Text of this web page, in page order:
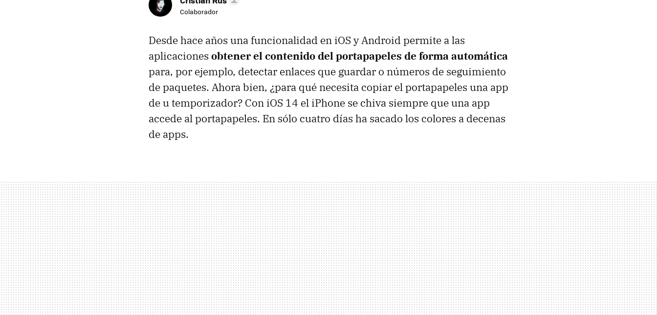
Colaborador
Desde hace años una funcionalidad en iOS y Android permite a las
aplicaciones obtener el contenido del portapapeles de forma automática
para, por ejemplo, detectar enlaces que guardar o números de seguimiento
de paquetes. Ahora bien, ¿para qué necesita copiar el portapapeles una app
de u temporizador? Con iOS 14 el iPhone se chiva siempre que una app
accede al portapapeles. En sólo cuatro días ha sacado los colores a decenas
de apps.